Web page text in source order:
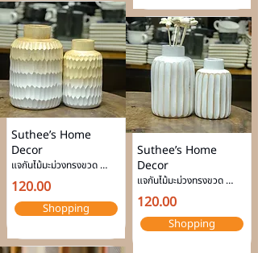
Suthee’s Home
Decor
แจกันไม้มะม่วงทรงขวด
แจกันตกแต่งบ้าน แจกันมินิ
มอล
120.00
Shopping
Suthee’s Home
Decor
แจกันไม้มะม่วงทรงขวด
แจกันตกแต่งบ้าน แจกันมินิ
มอล
120.00
Shopping